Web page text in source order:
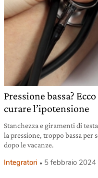
Pressione bassa?
curare l’ipotensione
Stanchezza e giramenti di
la pressione, troppo bassa
dopo le vacanze.
Integratori 5 febbraio 2024